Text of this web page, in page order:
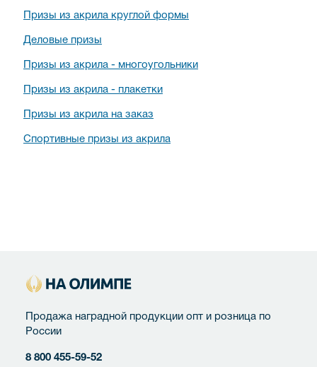
Призы из акрила круглой формы
Деловые призы
Призы из акрила - многоугольники
Призы из акрила - плакетки
Призы из акрила на заказ
Спортивные призы из акрила
Продажа наградной продукции опт и розница по
России
8 800 455-59-52